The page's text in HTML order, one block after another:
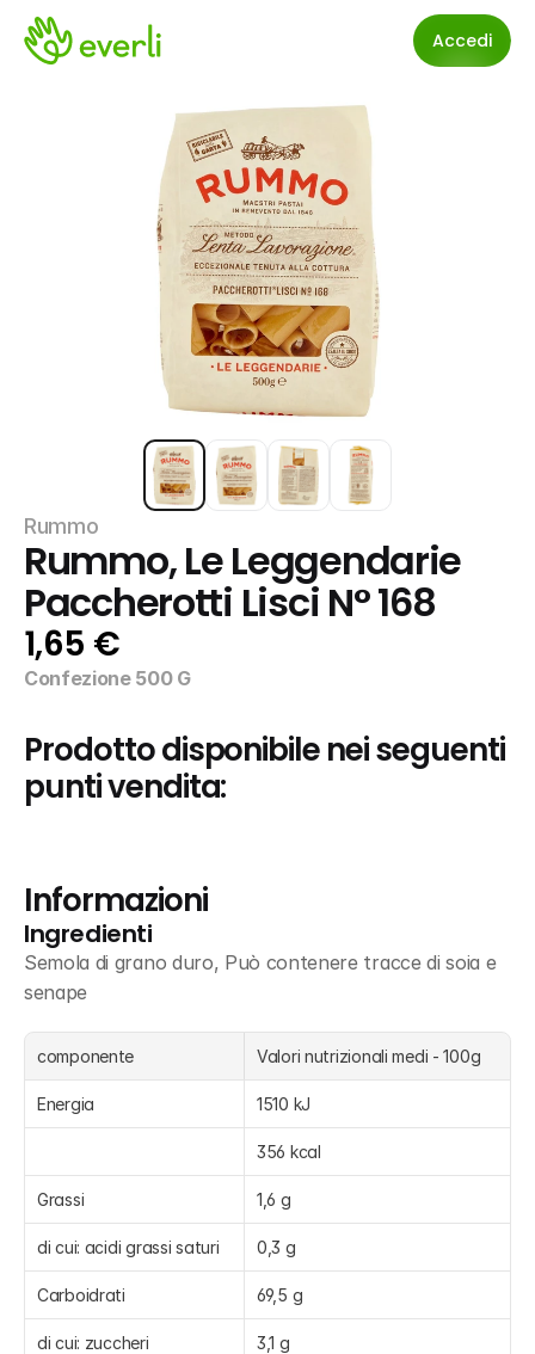
Accedi
Rummo
Rummo, Le Leggendarie
Paccherotti Lisci N° 168
1,65 €
Confezione 500 G
Prodotto disponibile nei seguenti
punti vendita:
Informazioni
Ingredienti
Semola di grano duro, Può contenere tracce di soia e
senape
componente Valori nutrizionali medi - 100g
Energia 1510 kJ
356 kcal
Grassi 1,6 g
di cui: acidi grassi saturi 0,3 g
Carboidrati 69,5 g
di cui: zuccheri 3,1 g